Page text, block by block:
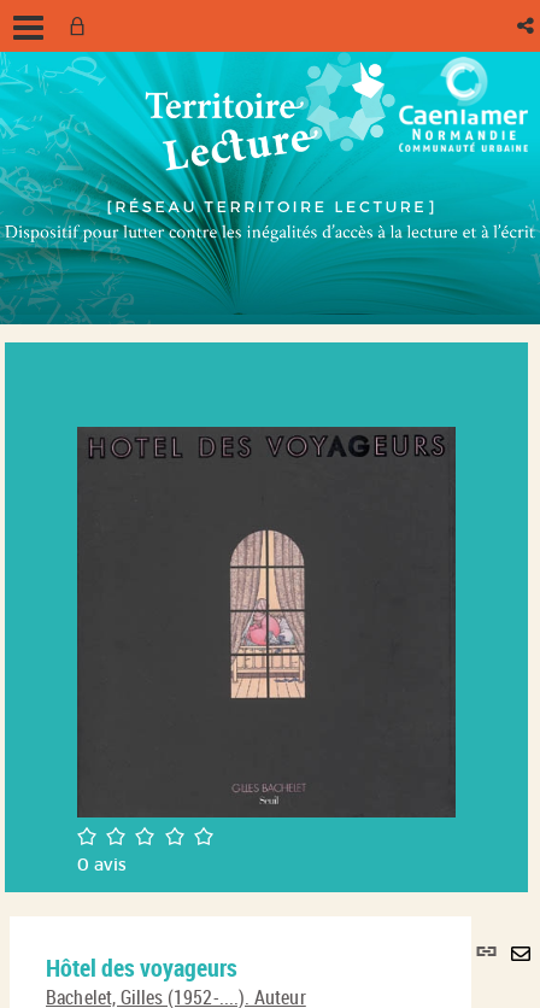
/5
0avis
Lien
Hôtel des voyageurs
Bachelet, Gilles (1952-....). Auteur